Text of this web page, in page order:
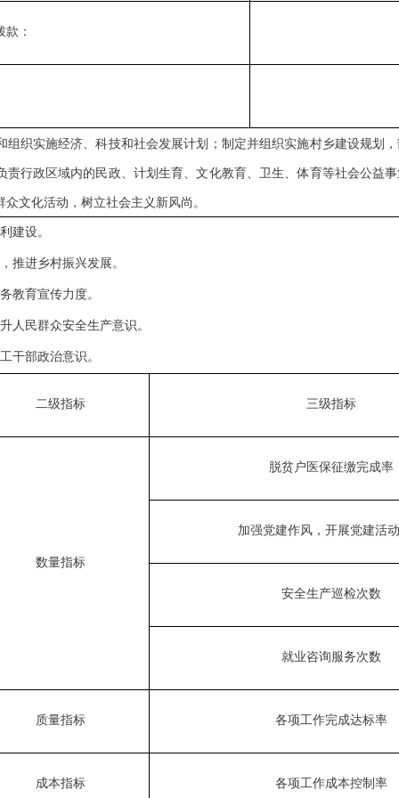
：
组织实施经济、科技和社会发展计划；制定并组织实施村乡建设规划
责行政区域内的民政、计划生育、文化教育、卫生、体育等社会公益
文化活动，树立社会主义新风尚。
建设。
，推进乡村振兴发展。
教育宣传力度。
人民群众安全生产意识。
干部政治意识。
二级指标 三级指标
数量指标
脱贫户医保征缴完成率
加强党建作风，开展党建活
安全生产巡检次数
就业咨询服务次数
质量指标 各项工作完成达标率
成本指标 各项工作成本控制率